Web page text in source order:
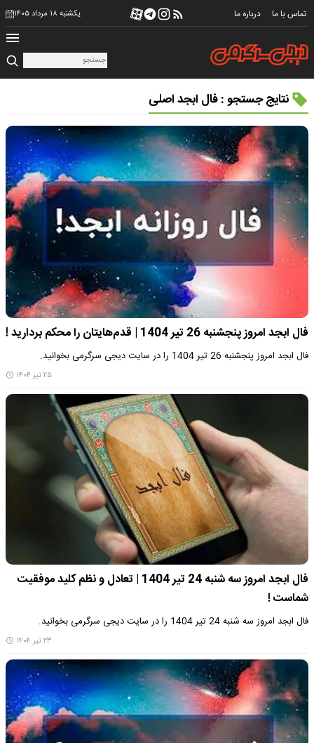
تماس با ما درباره ما یکشنبه ۱۸ مرداد ۱۴۰۵
نتایج جستجو : فال ابجد اصلی
فال ابجد امروز پنجشنبه 26 تیر 1404 | قدم‌هایتان را محکم بردارید !
فال ابجد امروز پنجشنبه 26 تیر 1404 را در سایت دیجی سرگرمی بخوانید.
۲۵ تیر ۱۴۰۴
فال ابجد امروز سه شنبه 24 تیر 1404 | تعادل و نظم کلید موفقیت
شماست !
فال ابجد امروز سه شنبه 24 تیر 1404 را در سایت دیجی سرگرمی بخوانید.
۲۳ تیر ۱۴۰۴